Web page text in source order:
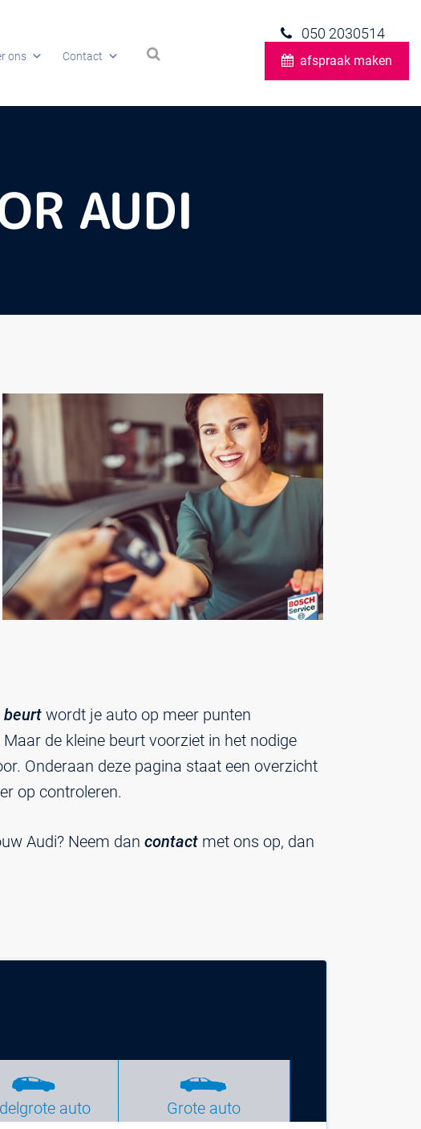
ons Contact
050 2030514
afspraak maken
AUDI
beurt wordt je auto op meer punten
de kleine beurt voorziet in het nodige
Onderaan deze pagina staat een overzicht
op controleren.
Audi? Neem dan contact met ons op, dan
auto Grote auto